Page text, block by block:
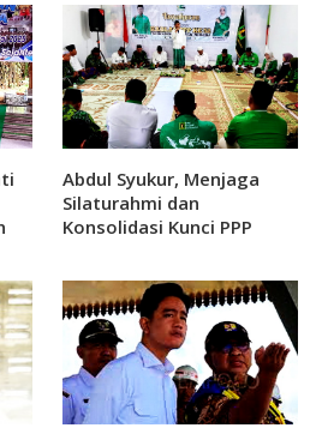
Ekosistem di Indonesia
Abdul Syukur, Menjaga
Silaturahmi dan
Konsolidasi Kunci PPP